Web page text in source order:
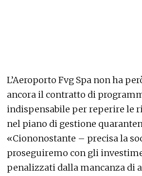
L’Aeroporto Fvg Spa non ha
ancora il contratto di
indispensabile per reperire le
nel piano di gestione
«Ciononostante – precisa la
proseguiremo con gli
penalizzati dalla mancanza di